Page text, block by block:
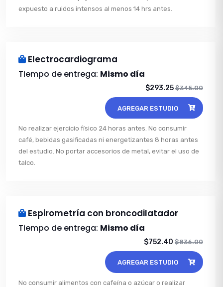
expuesto a ruidos intensos al menos 14 hrs antes.
Electrocardiograma
Tiempo de entrega: Mismo día
$293.25 $345.00
AGREGAR ESTUDIO
No realizar ejercicio físico 24 horas antes. No consumir
café, bebidas gasificadas ni energetizantes 8 horas antes
del estudio. No portar accesorios de metal, evitar el uso de
talco.
Espirometría con broncodilatador
Tiempo de entrega: Mismo día
$752.40 $836.00
AGREGAR ESTUDIO
No consumir alimentos con cafeína o azúcar o realizar